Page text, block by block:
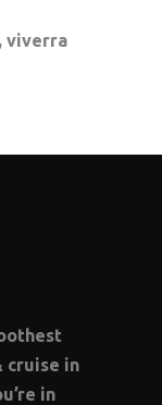
viverra
cruise in
in